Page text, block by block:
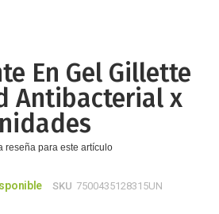
En Gel Gillette
Antibacterial x
reseña para este artículo
SKU 7500435128315UN